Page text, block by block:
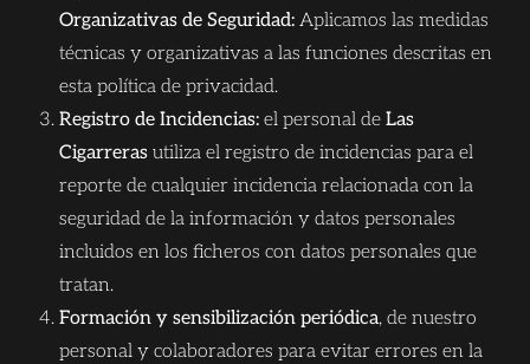
Organizativas de Seguridad: Aplicamos las medidas
técnicas y organizativas a las funciones descritas en
esta política de privacidad.
Registro de Incidencias: el personal de Las
Cigarreras utiliza el registro de incidencias para el
reporte de cualquier incidencia relacionada con la
seguridad de la información y datos personales
incluidos en los ficheros con datos personales que
tratan.
Formación y sensibilización periódica, de nuestro
personal y colaboradores para evitar errores en la